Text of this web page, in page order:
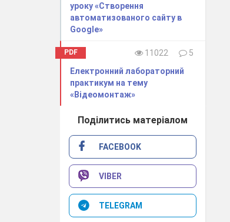
уроку «Створення
автоматизованого сайту в
Google»
PDF 11022
5
Електронний лабораторний
практикум на тему
«Відеомонтаж»
Поділитись матеріалом
FACEBOOK
VIBER
TELEGRAM